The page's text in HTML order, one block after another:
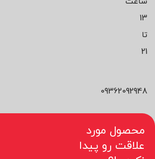
13
تا
21
09362092948
محصول مورد
علاقت رو پیدا